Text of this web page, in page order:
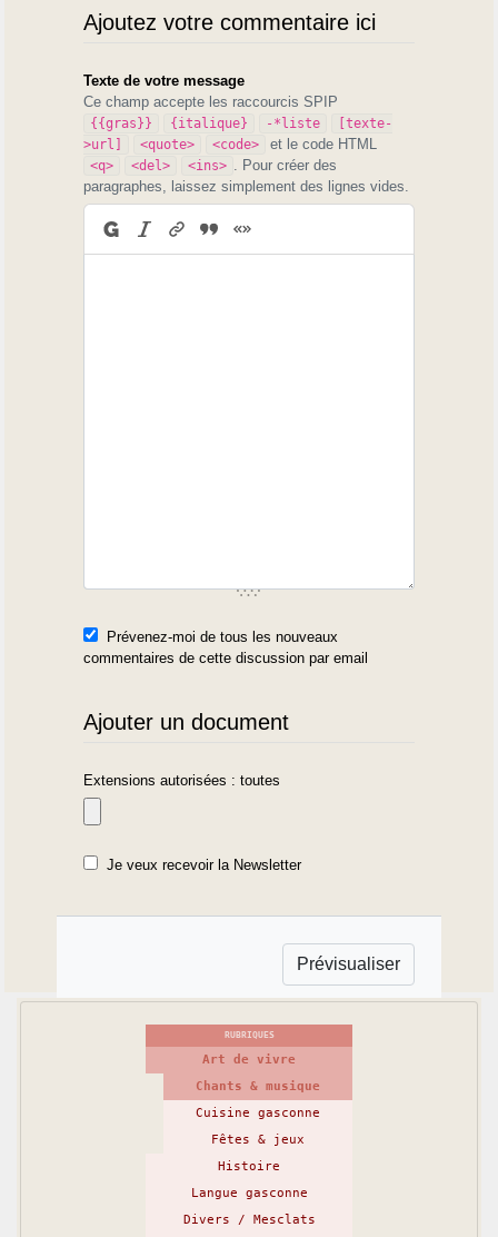
Ajoutez votre commentaire ici
Texte de votre message
Ce champ accepte les raccourcis SPIP
{{gras}} {italique} -*liste
[texte-
>url]
<quote> <code> et le code HTML
<q> <del> <ins>
. Pour créer des
paragraphes, laissez simplement des lignes vides.
Prévenez-moi de tous les nouveaux
commentaires de cette discussion par email
Ajouter un document
Extensions autorisées : toutes
Je veux recevoir la Newsletter
RUBRIQUES
Art de vivre
Chants & musique
Cuisine gasconne
Fêtes & jeux
Histoire
Langue gasconne
Divers / Mesclats